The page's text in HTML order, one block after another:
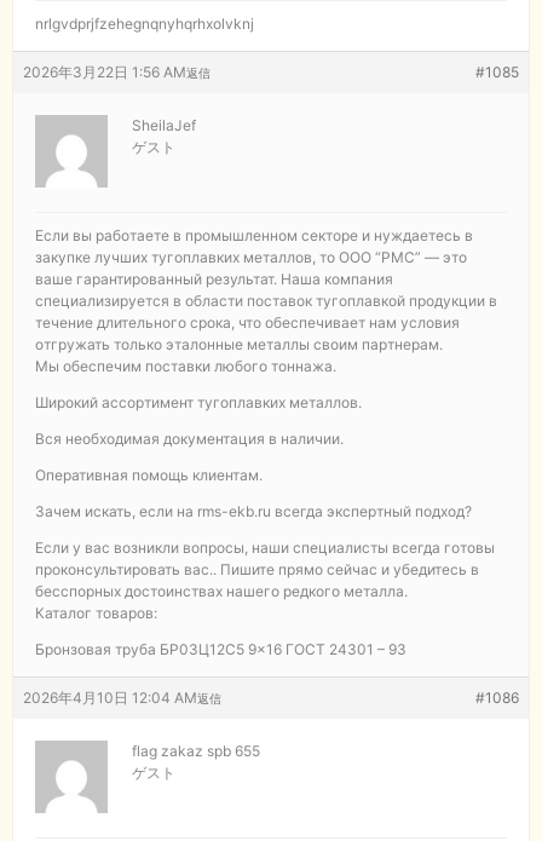
nrlgvdprjfzehegnqnyhqrhxolvknj
2026年3月22日 1:56 AM #1085
返信
SheilaJef
ゲスト
Если вы работаете в промышленном секторе и нуждаетесь в
закупке лучших тугоплавких металлов, то ООО “РМС” — это
ваше гарантированный результат. Наша компания
специализируется в области поставок тугоплавкой продукции в
течение длительного срока, что обеспечивает нам условия
отгружать только эталонные металлы своим партнерам.
Мы обеспечим поставки любого тоннажа.
Широкий ассортимент тугоплавких металлов.
Вся необходимая документация в наличии.
Оперативная помощь клиентам.
Зачем искать, если на rms-ekb.ru всегда экспертный подход?
Если у вас возникли вопросы, наши специалисты всегда готовы
проконсультировать вас.. Пишите прямо сейчас и убедитесь в
бесспорных достоинствах нашего редкого металла.
Каталог товаров:
Бронзовая труба БР03Ц12С5 9×16 ГОСТ 24301 – 93
2026年4月10日 12:04 AM #1086
返信
flag zakaz spb 655
ゲスト